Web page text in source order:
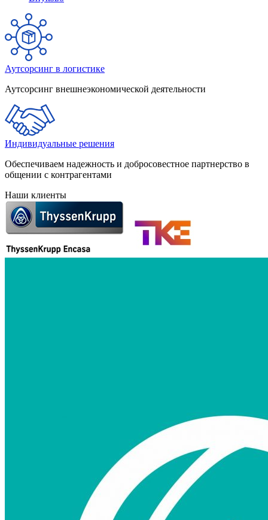
Аутсорсинг в логистике
Аутсорсинг внешнеэкономической деятельности
Индивидуальные решения
Обеспечиваем надежность и добросовестное партнерство в
общении с контрагентами
Наши клиенты